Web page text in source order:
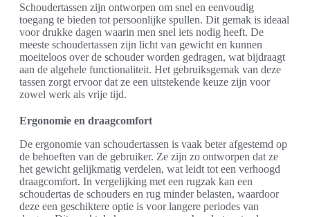
Schoudertassen zijn ontworpen om snel en eenvoudig
toegang te bieden tot persoonlijke spullen. Dit gemak is ideaal
voor drukke dagen waarin men snel iets nodig heeft. De
meeste schoudertassen zijn licht van gewicht en kunnen
moeiteloos over de schouder worden gedragen, wat bijdraagt
aan de algehele functionaliteit. Het gebruiksgemak van deze
tassen zorgt ervoor dat ze een uitstekende keuze zijn voor
zowel werk als vrije tijd.
Ergonomie en draagcomfort
De ergonomie van schoudertassen is vaak beter afgestemd op
de behoeften van de gebruiker. Ze zijn zo ontworpen dat ze
het gewicht gelijkmatig verdelen, wat leidt tot een verhoogd
draagcomfort. In vergelijking met een rugzak kan een
schoudertas de schouders en rug minder belasten, waardoor
deze een geschiktere optie is voor langere periodes van